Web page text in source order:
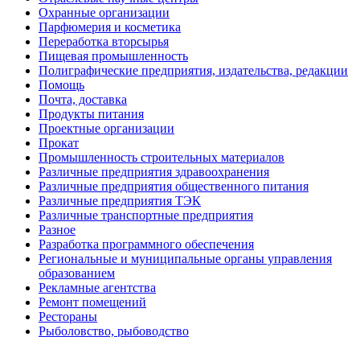
Охранные организации
Парфюмерия и косметика
Переработка вторсырья
Пищевая промышленность
Полиграфические предприятия, издательства, редакции
Помощь
Почта, доставка
Продукты питания
Проектные организации
Прокат
Промышленность строительных материалов
Различные предприятия здравоохранения
Различные предприятия общественного питания
Различные предприятия ТЭК
Различные транспортные предприятия
Разное
Разработка программного обеспечения
Региональные и муниципальные органы управления
образованием
Рекламные агентства
Ремонт помещений
Рестораны
Рыболовство, рыбоводство